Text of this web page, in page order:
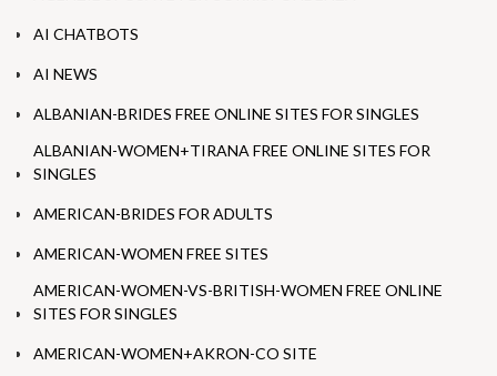
AI CHATBOTS
AI NEWS
ALBANIAN-BRIDES FREE ONLINE SITES FOR SINGLES
ALBANIAN-WOMEN+TIRANA FREE ONLINE SITES FOR
SINGLES
AMERICAN-BRIDES FOR ADULTS
AMERICAN-WOMEN FREE SITES
AMERICAN-WOMEN-VS-BRITISH-WOMEN FREE ONLINE
SITES FOR SINGLES
AMERICAN-WOMEN+AKRON-CO SITE